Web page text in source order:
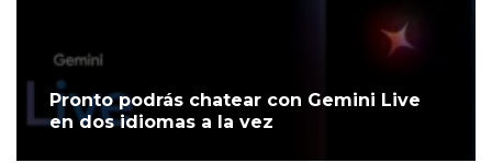
Pronto podrás chatear con Gemini Live
en dos idiomas a la vez